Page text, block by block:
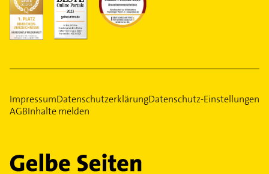
ImpressumDatenschutzerklärungDatenschutz-Einstellungen
AGBInhalte melden